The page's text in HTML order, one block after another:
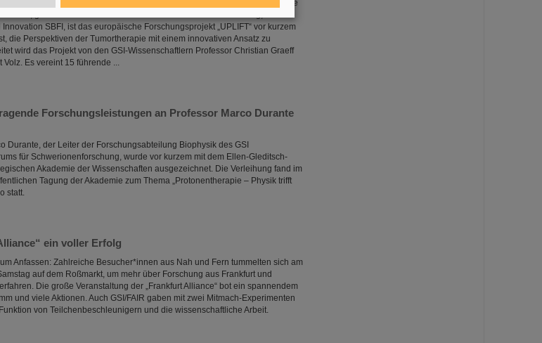
von vier Millionen Euro im Rahmen der „MSCA Doctoral Networks“ sowie
Innovation SBFI, ist das europäische Forschungsprojekt „UPLIFT“ vor kurzem
die Perspektiven der Tumortherapie mit einem innovativen Ansatz zu
wird das Projekt von den GSI-Wissenschaftlern Professor Christian Graeff
Volz. Es vereint 15 führende ...
Forschungsleistungen an Professor Marco Durante
Durante, der Leiter der Forschungsabteilung Biophysik des GSI
für Schwerionenforschung, wurde vor kurzem mit dem Ellen-Gleditsch-
Akademie der Wissenschaften ausgezeichnet. Die Verleihung fand im
Tagung der Akademie zum Thema „Protonentherapie – Physik trifft
statt.
ein voller Erfolg
Anfassen: Zahlreiche Besucher*innen aus Nah und Fern tummelten sich am
auf dem Roßmarkt, um mehr über Forschung aus Frankfurt und
Die große Veranstaltung der „Frankfurt Alliance“ bot ein spannendem
und viele Aktionen. Auch GSI/FAIR gaben mit zwei Mitmach-Experimenten
von Teilchenbeschleunigern und die wissenschaftliche Arbeit.